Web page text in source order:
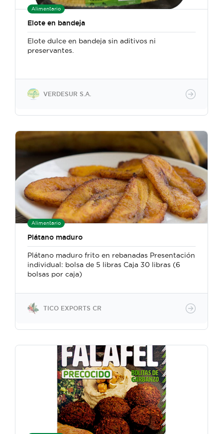
Alimentario
Elote en bandeja
Elote dulce en bandeja sin aditivos ni
preservantes.
VERDESUR S.A.
Alimentario
Plátano maduro
Plátano maduro frito en rebanadas Presentación
individual: bolsa de 5 libras Caja 30 libras (6
bolsas por caja)
TICO EXPORTS CR